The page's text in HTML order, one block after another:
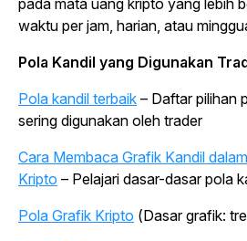
pada mata uang kripto yang lebih
waktu per jam, harian, atau
Pola Kandil yang Digunakan
Pola kandil terbaik – Daftar pilihan
sering digunakan oleh trader
Cara Membaca Grafik Kandil
Kripto – Pelajari dasar-dasar pola
Pola Grafik Kripto (Dasar grafik: